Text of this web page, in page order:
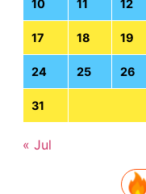
10 11 12
17 18 19
24 25 26
31
« Jul